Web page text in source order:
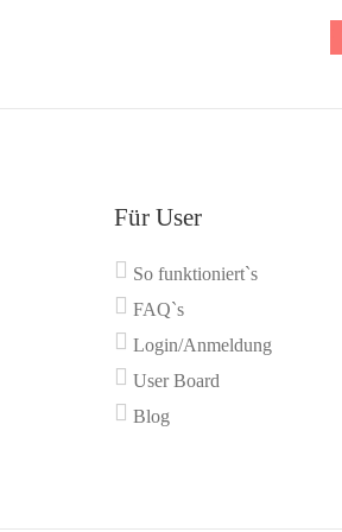
Für User
So funktioniert`s
FAQ`s
Login/Anmeldung
User Board
Blog